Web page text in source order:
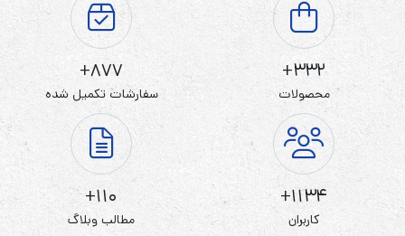
332+
محصولات
877+
سفارشات تکمیل شده
1134+
کاربران
110+
مطالب وبلاگ